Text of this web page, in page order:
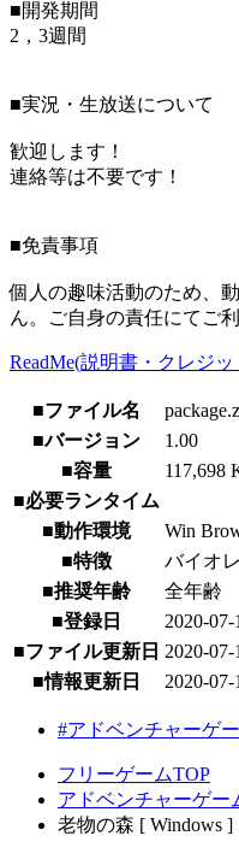
■開発期間
2，3週間
■実況・生放送について
歓迎します！
連絡等は不要です！
■免責事項
個人の趣味活動のため、
ん。ご自身の責任にてご
ReadMe(説明書・クレジ
■ファイル名
■バージョン
1.00
■容量
117,698
■必要ランタイム
■動作環境
Win
■特徴
バイオ
■推奨年齢
全年齢
■登録日
2020-07-
■ファイル更新日 2020-07-
■情報更新日
2020-07-
#アドベンチャーゲ
フリーゲームTOP
アドベンチャーゲー
老物の森 [ Windows ]